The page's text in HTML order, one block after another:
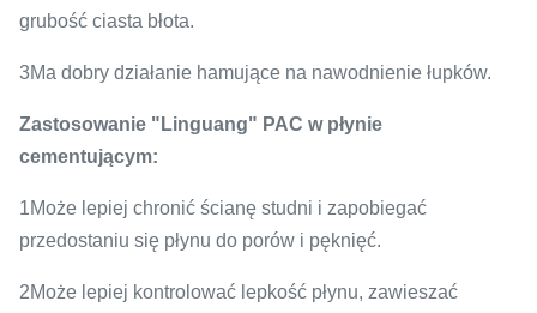
grubość ciasta błota.
3Ma dobry działanie hamujące na nawodnienie łupków.
Zastosowanie "Linguang" PAC w płynie
cementującym:
1Może lepiej chronić ścianę studni i zapobiegać
przedostaniu się płynu do porów i pęknięć.
2Może lepiej kontrolować lepkość płynu, zawieszać